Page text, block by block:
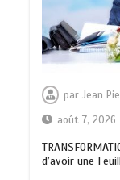
parJean
août 7, 2026
d’avoir une